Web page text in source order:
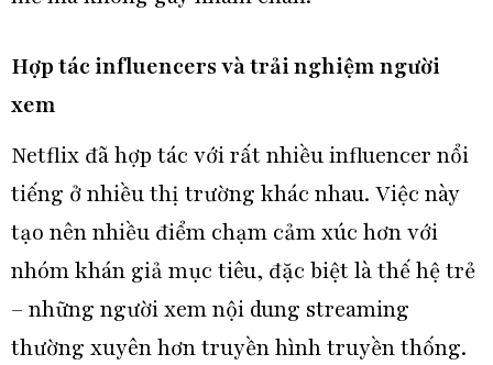
Hợp tác influencers và trải nghiệm người
xem
Netflix đã hợp tác với rất nhiều influencer nổi
tiếng ở nhiều thị trường khác nhau. Việc này
tạo nên nhiều điểm chạm cảm xúc hơn với
nhóm khán giả mục tiêu, đặc biệt là thế hệ trẻ
– những người xem nội dung streaming
thường xuyên hơn truyền hình truyền thống.